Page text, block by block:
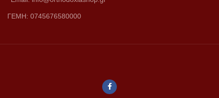
ΓΕΜH: 0745676580000